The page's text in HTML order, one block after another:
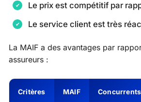
Le prix est compétitif par
Le service client est très
La MAIF a des avantages par
assureurs :
Critères MAIF Concurrents